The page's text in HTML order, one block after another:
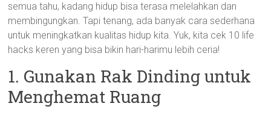
semua tahu, kadang hidup bisa terasa melelahkan dan
membingungkan. Tapi tenang, ada banyak cara sederhana
untuk meningkatkan kualitas hidup kita. Yuk, kita cek 10 life
hacks keren yang bisa bikin hari-harimu lebih ceria!
1. Gunakan Rak Dinding untuk
Menghemat Ruang